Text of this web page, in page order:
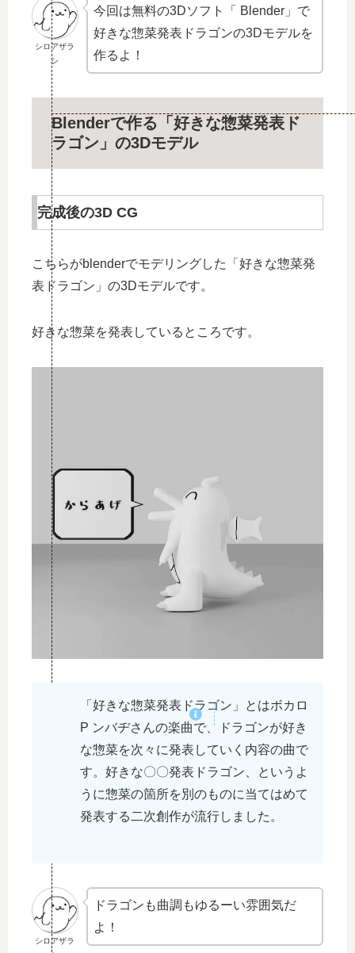
シロアザラ
シ
今回は無料の3Dソフト「 Blender」で
好きな惣菜発表ドラゴンの3Dモデルを
作るよ！
Blenderで作る「好きな惣菜発表ド
ラゴン」の3Dモデル
完成後の3D CG
こちらがblenderでモデリングした「好きな惣菜発
表ドラゴン」の3Dモデルです。
好きな惣菜を発表しているところです。
「好きな惣菜発表ドラゴン」とはボカロ
P ンバヂさんの楽曲で、ドラゴンが好き
な惣菜を次々に発表していく内容の曲で
す。好きな〇〇発表ドラゴン、というよ
うに惣菜の箇所を別のものに当てはめて
発表する二次創作が流行しました。
シロアザラ
ドラゴンも曲調もゆるーい雰囲気だ
よ！